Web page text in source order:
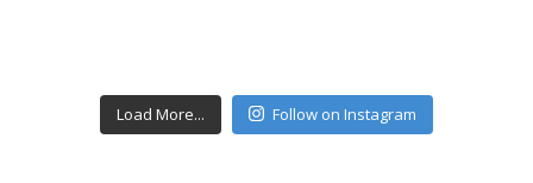
Load More... Follow on Instagram